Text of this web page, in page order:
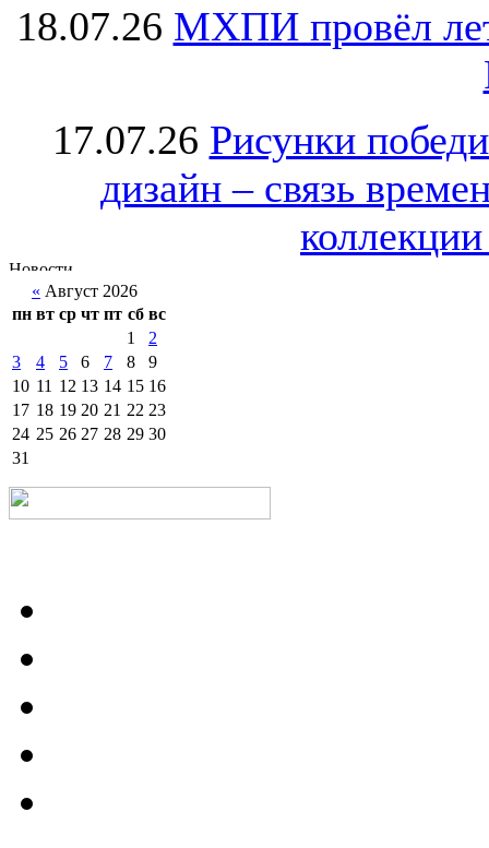
18.07.26 МХПИ провёл
17.07.26 Рисунки
дизайн – связь
« Август 2026
пн вт ср чт пт сб вс
1
2
3
4 5 6 7 8
9
10 11 12 13 14 15 16
17 18 19 20 21 22 23
24 25 26 27 28 29 30
31